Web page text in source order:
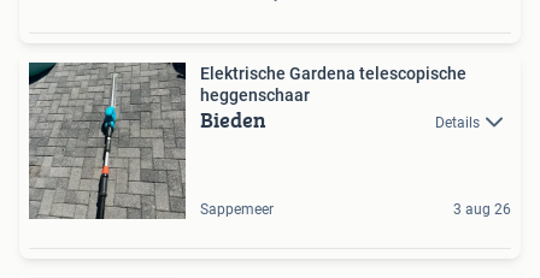
Elektrische Gardena telescopische
heggenschaar
Bieden Details
Sappemeer 3 aug 26